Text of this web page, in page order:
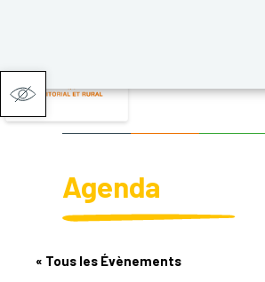
Ouvrir la barre
Agenda
« Tous les Évènements